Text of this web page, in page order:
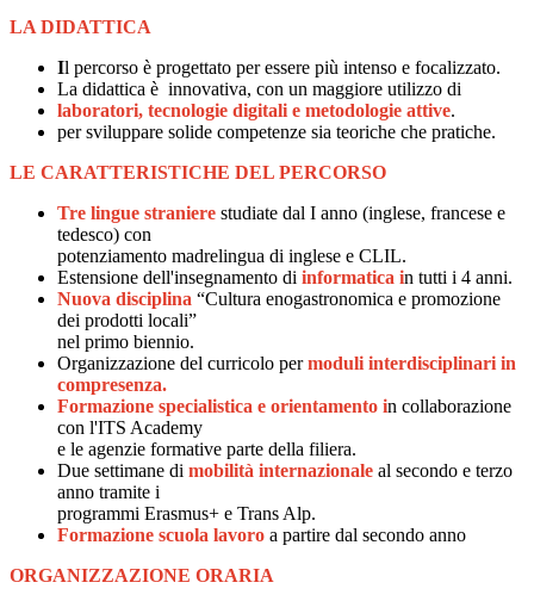
LA DIDATTICA
Il percorso è progettato per essere più intenso e focalizzato.
La didattica è innovativa, con un maggiore utilizzo di
laboratori, tecnologie digitali e metodologie attive.
per sviluppare solide competenze sia teoriche che pratiche.
LE CARATTERISTICHE DEL PERCORSO
Tre lingue straniere studiate dal I anno (inglese, francese e
tedesco) con
potenziamento madrelingua di inglese e CLIL.
Estensione dell'insegnamento di informatica in tutti i 4 anni.
Nuova disciplina “Cultura enogastronomica e promozione
dei prodotti locali”
nel primo biennio.
Organizzazione del curricolo permoduli interdisciplinari in
compresenza.
Formazione specialistica e orientamento in collaborazione
con l'ITS Academy
e le agenzie formative parte della filiera.
Due settimane di mobilità internazionale al secondo e terzo
anno tramite i
programmi Erasmus+ e Trans Alp.
Formazione scuola lavoro a partire dal secondo anno
ORGANIZZAZIONE ORARIA